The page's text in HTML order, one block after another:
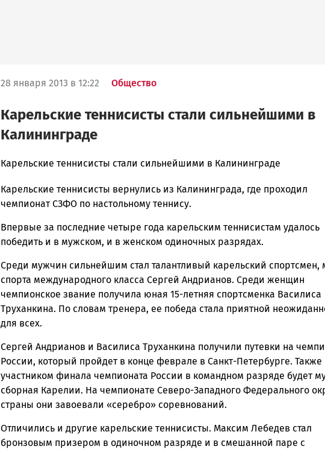
28 января 2013 в 12:22 Общество
Карельские теннисисты стали сильнейшими в
Калининграде
admintimur
Петрозаводска
и
|
Петрозаводск
Карельские теннисисты стали сильнейшими в Калининграде
Карельские теннисисты вернулись из Калининграда, где проходил
чемпионат СЗФО по настольному теннису.
Впервые за последние четыре года карельским теннисистам удалось
победить и в мужском, и в женском одиночных разрядах.
Среди мужчин сильнейшим стал талантливый карельский спортсмен,
спорта международного класса Сергей Андрианов. Среди женщин
чемпионское звание получила юная 15-летняя спортсменка Василиса
Труханкина. По словам тренера, ее победа стала приятной
для всех.
Сергей Андрианов и Василиса Труханкина получили путевки на
России, который пройдет в конце феврале в Санкт-Петербурге. Также
участником финала чемпионата России в командном разряде будет
сборная Карелии. На чемпионате Северо-Западного Федерального
страны они завоевали «серебро» соревнований.
Отличились и другие карельские теннисисты. Максим Лебедев стал
бронзовым призером в одиночном разряде и в смешанной паре с